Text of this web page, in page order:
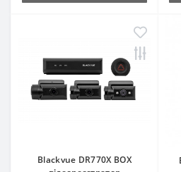
Blackvue DR770X BOX